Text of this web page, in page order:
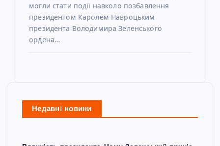
могли стати події навколо позбавлення
президентом Каролем Навроцьким
президента Володимира Зеленського
ордена…
Недавні новини